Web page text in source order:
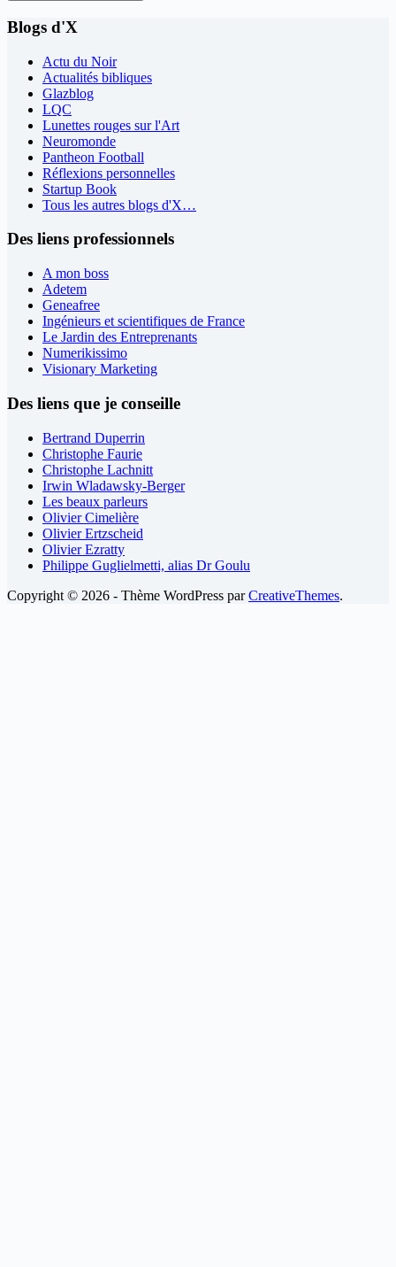
Blogs d'X
Actu du Noir
Actualités bibliques
Glazblog
LQC
Lunettes rouges sur l'Art
Neuromonde
Pantheon Football
Réflexions personnelles
Startup Book
Tous les autres blogs d'X…
Des liens professionnels
A mon boss
Adetem
Geneafree
Ingénieurs et scientifiques de France
Le Jardin des Entreprenants
Numerikissimo
Visionary Marketing
Des liens que je conseille
Bertrand Duperrin
Christophe Faurie
Christophe Lachnitt
Irwin Wladawsky-Berger
Les beaux parleurs
Olivier Cimelière
Olivier Ertzscheid
Olivier Ezratty
Philippe Guglielmetti, alias Dr Goulu
Copyright © 2026 - Thème WordPress parCreativeThemes.